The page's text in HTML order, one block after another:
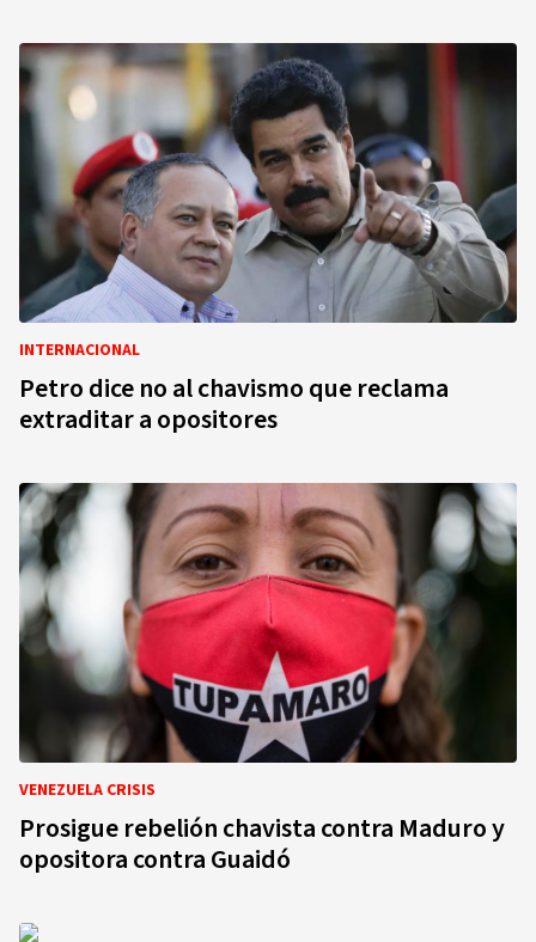
INTERNACIONAL
Petro dice no al chavismo que reclama
extraditar a opositores
VENEZUELA CRISIS
Prosigue rebelión chavista contra Maduro y
opositora contra Guaidó